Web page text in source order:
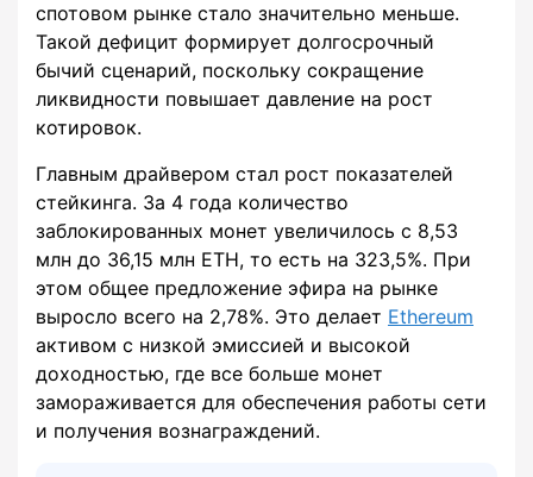
спотовом рынке стало значительно меньше.
Такой дефицит формирует долгосрочный
бычий сценарий, поскольку сокращение
ликвидности повышает давление на рост
котировок.
Главным драйвером стал рост показателей
стейкинга. За 4 года количество
заблокированных монет увеличилось с 8,53
млн до 36,15 млн ETH, то есть на 323,5%. При
этом общее предложение эфира на рынке
выросло всего на 2,78%. Это делает Ethereum
активом с низкой эмиссией и высокой
доходностью, где все больше монет
замораживается для обеспечения работы сети
и получения вознаграждений.